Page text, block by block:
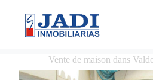
Vente de maison dans